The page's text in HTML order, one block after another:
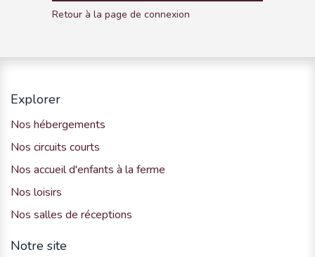
Retour à la page de connexion
Explorer
Nos hébergements
Nos circuits courts
Nos accueil d'enfants à la ferme
Nos loisirs
Nos salles de réceptions
Notre site